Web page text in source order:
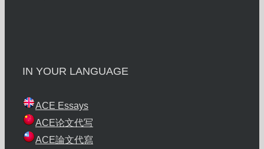
IN YOUR LANGUAGE
ACE Essays
ACE论文代写
ACE論文代寫